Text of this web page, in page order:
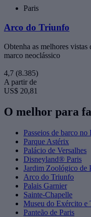
Paris
Arco do Triunfo
Obtenha as melhores
marco neoclássico
4,7 (8.385)
A partir de
US$ 20,81
O melhor para
Passeios de barco no
Parque Astérix
Palácio de Versalhes
Disneyland® Paris
Jardim Zoológico de
Arco do Triunfo
Palais Garnier
Sainte-Chapelle
Museu do Exército e
Panteão de Paris